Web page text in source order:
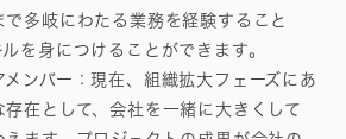
多岐にわたる業務を経験すること
を身につけることができます。
ンバー：現在、組織拡大フェーズにあ
在として、会社を一緒に大きくして